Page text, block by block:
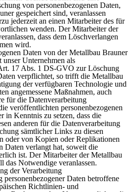
von personenbezogenen Daten,
gespeichert sind, veranlassen
jederzeit an einen Mitarbeiter des für
wenden. Der Mitarbeiter der
dass dem Löschverlangen
wird.
Daten von der Metallbau Brauner
Unternehmen als
17 Abs. 1 DS-GVO zur Löschung
verpflichtet, so trifft die Metallbau
der verfügbaren Technologie und
angemessene Maßnahmen, auch
für die Datenverarbeitung
veröffentlichten personenbezogenen
in Kenntnis zu setzen, dass die
anderen für die Datenverarbeitung
sämtlicher Links zu diesen
oder von Kopien oder Replikationen
Daten verlangt hat, soweit die
ist. Der Mitarbeiter der Metallbau
Notwendige veranlassen.
der Verarbeitung
personenbezogener Daten betroffene
Richtlinien- und